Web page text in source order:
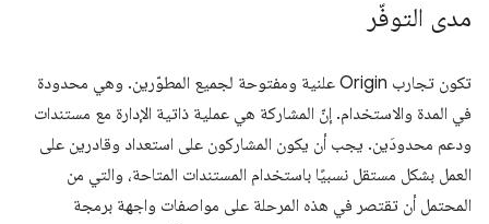
مدى التوفّر
تكون تجارب Origin علنية ومفتوحة لجميع المطوّرين. وهي محدودة
في المدة والاستخدام. إنّ المشاركة هي عملية ذاتية الإدارة مع مستندات
ودعم محدودَين. يجب أن يكون المشاركون على استعداد وقادرين على
العمل بشكل مستقل نسبيًا باستخدام المستندات المتاحة، والتي من
المحتمل أن تقتصر في هذه المرحلة على مواصفات واجهة برمجة